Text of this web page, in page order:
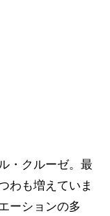
・クルーゼ。最
わも増えていま
ーションの多